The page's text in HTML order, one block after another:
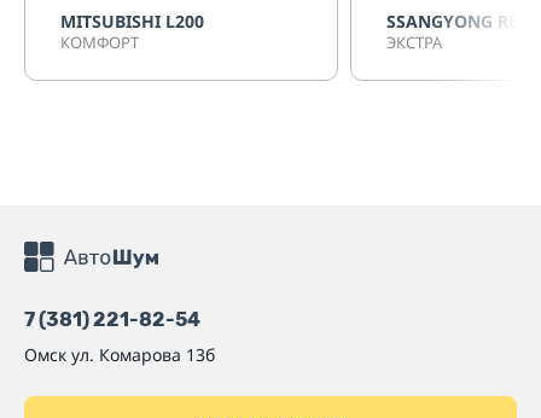
MITSUBISHI L200
КОМФОРТ
SSANGYONG
ЭКСТРА
7 (381) 221-82-54
Омск ул. Комарова 13б